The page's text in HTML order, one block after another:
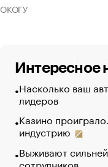
ОКОГУ
Интересное
Насколько ваш
лидеров
Казино
индустрию
Выживают
сотрудников